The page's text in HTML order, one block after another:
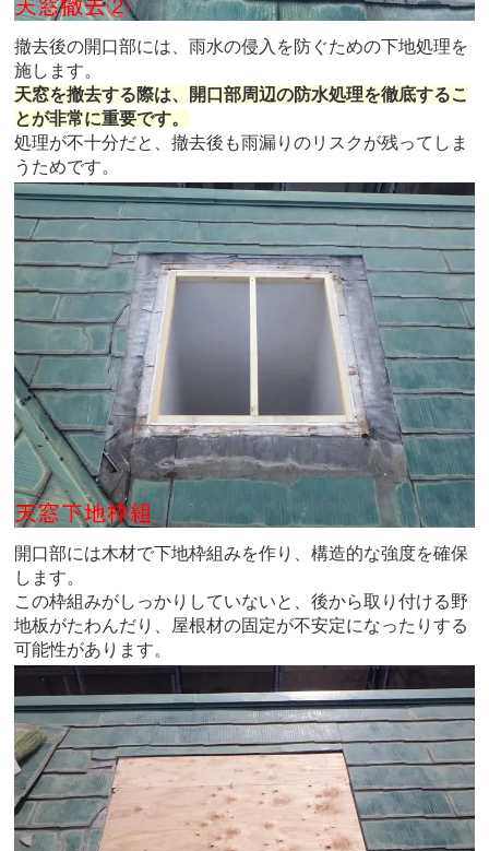
撤去後の開口部には、雨水の侵入を防ぐための下地処理を
施します。
天窓を撤去する際は、開口部周辺の防水処理を徹底するこ
とが非常に重要です。
処理が不十分だと、撤去後も雨漏りのリスクが残ってしま
うためです。
開口部には木材で下地枠組みを作り、構造的な強度を確保
します。
この枠組みがしっかりしていないと、後から取り付ける野
地板がたわんだり、屋根材の固定が不安定になったりする
可能性があります。